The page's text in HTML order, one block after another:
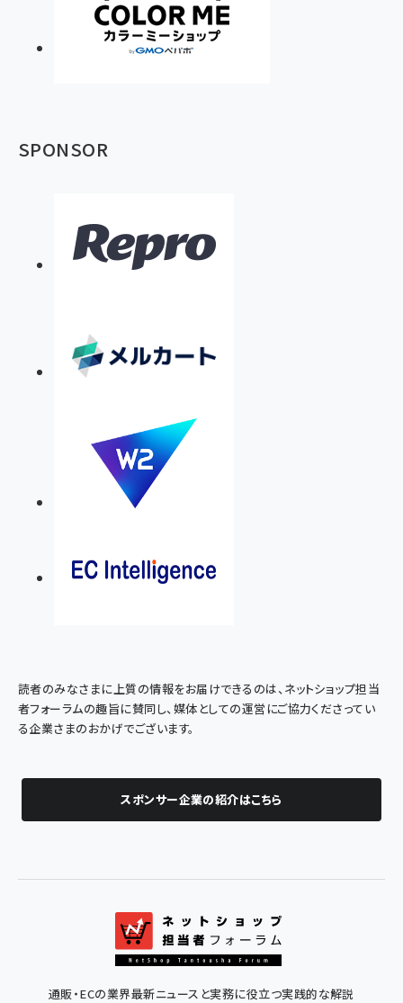
SPONSOR
読者のみなさまに上質の情報をお届けできるのは、ネットショップ担当
者フォーラムの趣旨に賛同し、媒体としての運営にご協力くださってい
る企業さまのおかげでございます。
スポンサー企業の紹介はこちら
通販・ECの業界最新ニュースと実務に役立つ実践的な解説